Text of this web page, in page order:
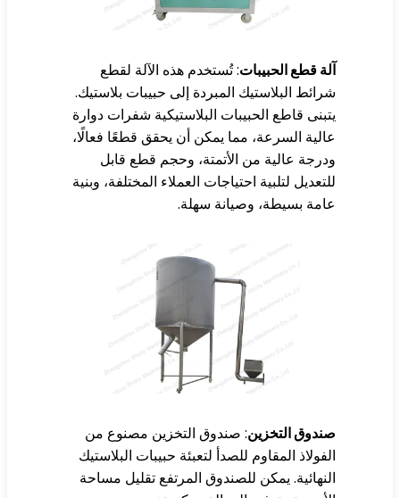
قطع الحبيبات: تُستخدم هذه الآلة لقطع
البلاستيك المبردة إلى حبيبات بلاستيك.
قاطع الحبيبات البلاستيكية شفرات دوارة
السرعة، مما يمكن أن يحقق قطعًا فعالًا،
عالية من الأتمتة، وحجم قطع قابل
لتلبية احتياجات العملاء المختلفة، وبنية
بسيطة، وصيانة سهلة.
التخزين: صندوق التخزين مصنوع من
المقاوم للصدأ لتعبئة حبيبات البلاستيك
يمكن للصندوق المرتفع تقليل مساحة